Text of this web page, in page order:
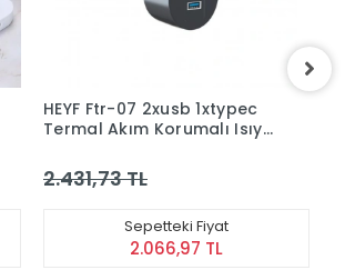
HEYF Ftr-07 2xusb 1xtypec
Termal Akım Korumalı Isıya
2.431,73 TL
Sepetteki Fiyat
2.066,97 TL